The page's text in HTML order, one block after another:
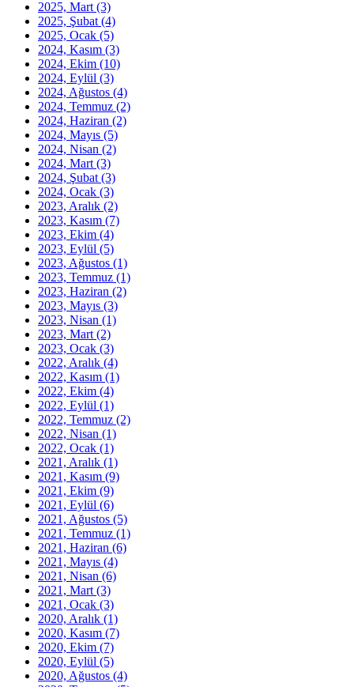
2025, Mart (3)
2025, Şubat (4)
2025, Ocak (5)
2024, Kasım (3)
2024, Ekim (10)
2024, Eylül (3)
2024, Ağustos (4)
2024, Temmuz (2)
2024, Haziran (2)
2024, Mayıs (5)
2024, Nisan (2)
2024, Mart (3)
2024, Şubat (3)
2024, Ocak (3)
2023, Aralık (2)
2023, Kasım (7)
2023, Ekim (4)
2023, Eylül (5)
2023, Ağustos (1)
2023, Temmuz (1)
2023, Haziran (2)
2023, Mayıs (3)
2023, Nisan (1)
2023, Mart (2)
2023, Ocak (3)
2022, Aralık (4)
2022, Kasım (1)
2022, Ekim (4)
2022, Eylül (1)
2022, Temmuz (2)
2022, Nisan (1)
2022, Ocak (1)
2021, Aralık (1)
2021, Kasım (9)
2021, Ekim (9)
2021, Eylül (6)
2021, Ağustos (5)
2021, Temmuz (1)
2021, Haziran (6)
2021, Mayıs (4)
2021, Nisan (6)
2021, Mart (3)
2021, Ocak (3)
2020, Aralık (1)
2020, Kasım (7)
2020, Ekim (7)
2020, Eylül (5)
2020, Ağustos (4)